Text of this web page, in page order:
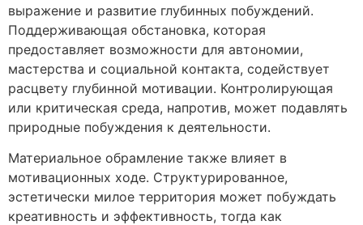
выражение и развитие глубинных побуждений.
Поддерживающая обстановка, которая
предоставляет возможности для автономии,
мастерства и социальной контакта, содействует
расцвету глубинной мотивации. Контролирующая
или критическая среда, напротив, может подавлять
природные побуждения к деятельности.
Материальное обрамление также влияет в
мотивационных ходе. Структурированное,
эстетически милое территория может побуждать
креативность и эффективность, тогда как